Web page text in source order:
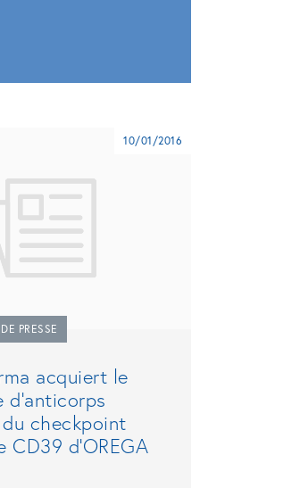
10/01/2016
PRESSE
acquiert le
d'anticorps
checkpoint
CD39 d'OREGA